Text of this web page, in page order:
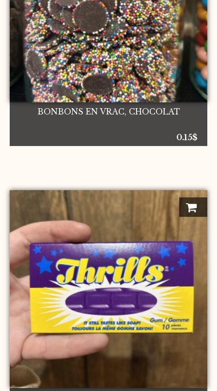
BONBONS EN VRAC, CHOCOLAT
0.15$